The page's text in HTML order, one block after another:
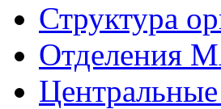
Структура
Отделения